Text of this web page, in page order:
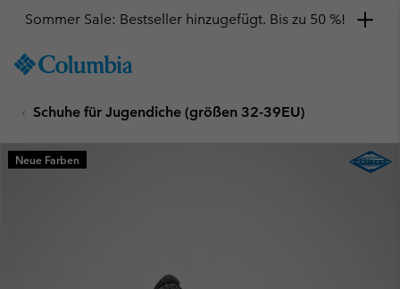
TO
SKIP
MAIN
NAV
Sommer Sale: Bestseller hinzugefügt. Bis zu 50 %!
Schuhe für Jugendiche (größen 32-39EU)
Neue Farben